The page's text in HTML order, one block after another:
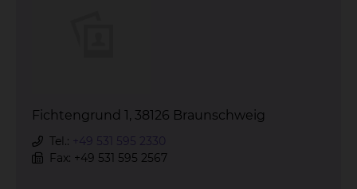
Fichtengrund 1, 38126 Braunschweig
Tel.: +49 531 595 2330
Fax: +49 531 595 2567